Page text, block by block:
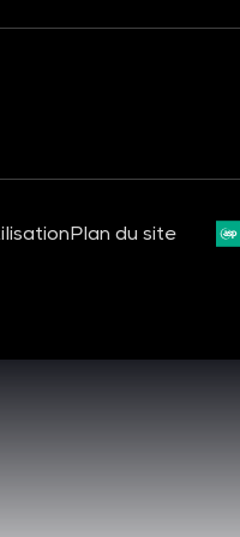
Plan du site